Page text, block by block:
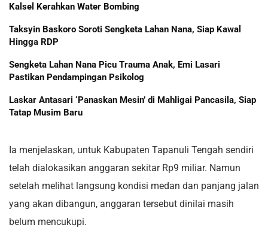
Kalsel Kerahkan Water Bombing
Taksyin Baskoro Soroti Sengketa Lahan Nana, Siap Kawal
Hingga RDP
Sengketa Lahan Nana Picu Trauma Anak, Emi Lasari
Pastikan Pendampingan Psikolog
Laskar Antasari ‘Panaskan Mesin’ di Mahligai Pancasila, Siap
Tatap Musim Baru
Ia menjelaskan, untuk Kabupaten Tapanuli Tengah sendiri
telah dialokasikan anggaran sekitar Rp9 miliar. Namun
setelah melihat langsung kondisi medan dan panjang jalan
yang akan dibangun, anggaran tersebut dinilai masih
belum mencukupi.